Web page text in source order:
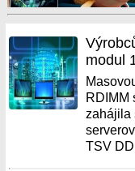
modul
RDIMM
zahájila
TSV